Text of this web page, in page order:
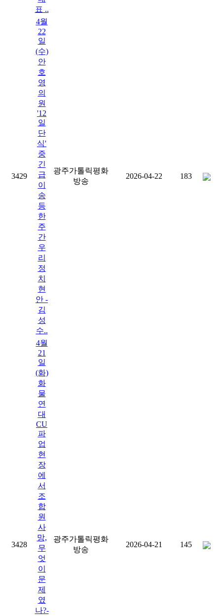
표 ..
3429
4월
22
일
(수)
안
호
영
의
원
'12
일
단
식'
중
긴
급
이
송
등
한
주
간
우
리
정
치
현
안 -
김
성
수..
광주가톨릭평화
방송
2026-04-22 183
3428
4월
21
일
(화)
화
물
연
대
CU
파
업
현
장
에
서
조
합
원
사
망,
무
엇
이
문
제
였
나?-
광주가톨릭평화
방송
2026-04-21 145